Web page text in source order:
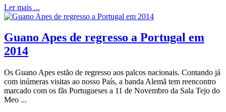
Ler mais ...
Guano Apes de regresso a Portugal em
2014
Os Guano Apes estão de regresso aos palcos nacionais. Contando já
com inúmeras visitas ao nosso País, a banda Alemã tem reencontro
marcado com os fãs Portugueses a 11 de Novembro da Sala Tejo do
Meo ...